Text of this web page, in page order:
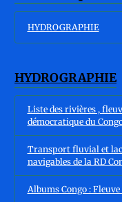
HYDROGRAPHIE
HYDROGRAPHIE
Liste des rivières ,
démocratique du
Transport fluvial et
navigables de la RD
Albums Congo :